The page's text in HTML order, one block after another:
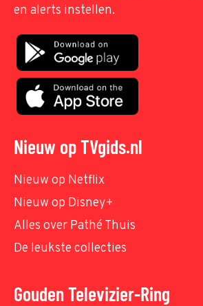
en alerts instellen.
Nieuw op TVgids.nl
Nieuw op Netflix
Nieuw op Disney+
Alles over Pathé Thuis
De leukste collecties
Gouden Televizier-Ring